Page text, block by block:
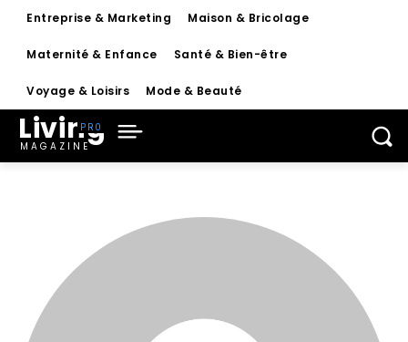
Entreprise & Marketing Maison & Bricolage
Maternité & Enfance Santé & Bien-être
Voyage & Loisirs Mode & Beauté
Living
MAGAZINE